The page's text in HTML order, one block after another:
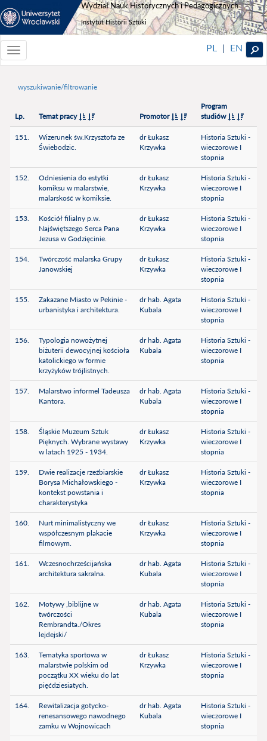
Wydział Nauk Historycznych i Pedagogicznych
Instytut Historii Sztuki
Toggle
navigationToggle
PL | EN
wyszukiwanie/filtrowanie
Lp. Temat pracy Promotor
Program
studiów
151.
Wizerunek św.Krzysztofa ze
Świebodzic.
dr Łukasz
Krzywka
Historia Sztuki -
wieczorowe I
stopnia
152.
Odniesienia do estytki
komiksu w malarstwie,
malarskość w komiksie.
dr Łukasz
Krzywka
Historia Sztuki -
wieczorowe I
stopnia
153.
Kościół filialny p.w.
Najświętszego Serca Pana
Jezusa w Godzięcinie.
dr Łukasz
Krzywka
Historia Sztuki -
wieczorowe I
stopnia
154.
Twórczość malarska Grupy
Janowskiej
dr Łukasz
Krzywka
Historia Sztuki -
wieczorowe I
stopnia
155.
Zakazane Miasto w Pekinie -
urbanistyka i architektura.
dr hab. Agata
Kubala
Historia Sztuki -
wieczorowe I
stopnia
156.
Typologia nowożytnej
biżuterii dewocyjnej kościoła
katolickiego w formie
krzyżyków trójlistnych.
dr hab. Agata
Kubala
Historia Sztuki -
wieczorowe I
stopnia
157.
Malarstwo informel Tadeusza
Kantora.
dr hab. Agata
Kubala
Historia Sztuki -
wieczorowe I
stopnia
158.
Śląskie Muzeum Sztuk
Pięknych. Wybrane wystawy
w latach 1925 - 1934.
dr Łukasz
Krzywka
Historia Sztuki -
wieczorowe I
stopnia
159.
Dwie realizacje rzeźbiarskie
Borysa Michałowskiego -
kontekst powstania i
charakterystyka
dr Łukasz
Krzywka
Historia Sztuki -
wieczorowe I
stopnia
160.
Nurt minimalistyczny we
współczesnym plakacie
filmowym.
dr Łukasz
Krzywka
Historia Sztuki -
wieczorowe I
stopnia
161.
Wczesnochrześcijańska
architektura sakralna.
dr hab. Agata
Kubala
Historia Sztuki -
wieczorowe I
stopnia
162.
Motywy ,biblijne w
twórczości
Rembrandta./Okres
lejdejski/
dr hab. Agata
Kubala
Historia Sztuki -
wieczorowe I
stopnia
163.
Tematyka sportowa w
malarstwie polskim od
początku XX wieku do lat
pięćdziesiatych.
dr Łukasz
Krzywka
Historia Sztuki -
wieczorowe I
stopnia
164.
Rewitalizacja gotycko-
renesansowego nawodnego
zamku w Wojnowicach
dr hab. Agata
Kubala
Historia Sztuki -
wieczorowe I
stopnia